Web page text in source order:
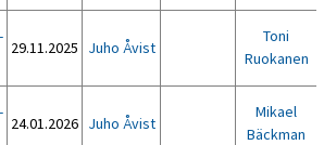
29.11.2025 Juho Åvist
Toni
Ruokanen
24.01.2026 Juho Åvist
Mikael
Bäckman